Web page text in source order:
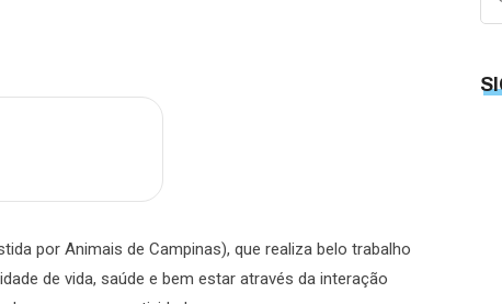
por Animais de Campinas), que realiza belo trabalho
de vida, saúde e bem estar através da interação